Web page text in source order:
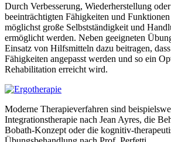
Durch Verbesserung, Wiederherstellung
beeinträchtigten Fähigkeiten und
möglichst große Selbstständigkeit und
ermöglicht werden. Neben geeigneten
Einsatz von Hilfsmitteln dazu beitragen,
Fähigkeiten angepasst werden und so ein
Rehabilitation erreicht wird.
Moderne Therapieverfahren sind
Integrationstherapie nach Jean Ayres, die
Bobath-Konzept oder die kognitiv-